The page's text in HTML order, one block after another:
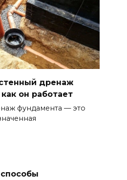
дренаж
он работает
фундамента — это